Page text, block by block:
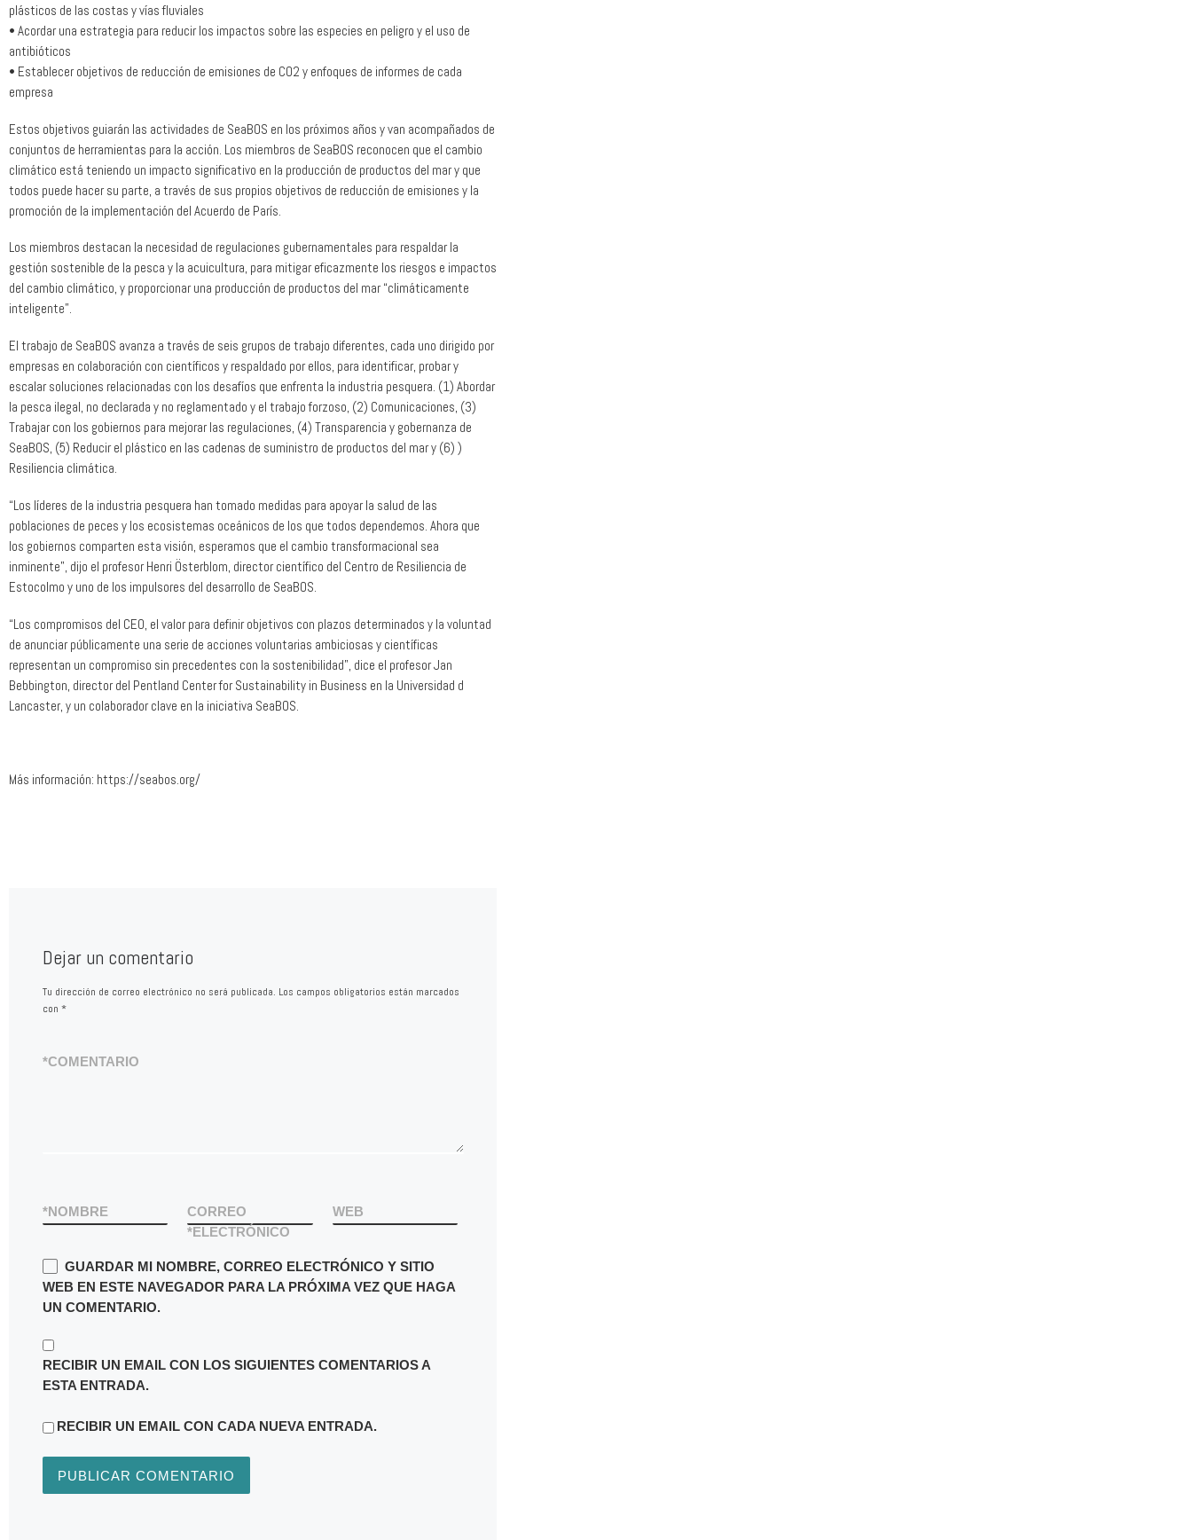
plásticos de las costas y vías fluviales
• Acordar una estrategia para reducir los impactos sobre las especies en peligro y el uso de
antibióticos
• Establecer objetivos de reducción de emisiones de CO2 y enfoques de informes de cada
empresa
Estos objetivos guiarán las actividades de SeaBOS en los próximos años y van acompañados de
conjuntos de herramientas para la acción. Los miembros de SeaBOS reconocen que el cambio
climático está teniendo un impacto significativo en la producción de productos del mar y que
todos puede hacer su parte, a través de sus propios objetivos de reducción de emisiones y la
promoción de la implementación del Acuerdo de París.
Los miembros destacan la necesidad de regulaciones gubernamentales para respaldar la
gestión sostenible de la pesca y la acuicultura, para mitigar eficazmente los riesgos e impactos
del cambio climático, y proporcionar una producción de productos del mar “climáticamente
inteligente”.
El trabajo de SeaBOS avanza a través de seis grupos de trabajo diferentes, cada uno dirigido por
empresas en colaboración con científicos y respaldado por ellos, para identificar, probar y
escalar soluciones relacionadas con los desafíos que enfrenta la industria pesquera. (1) Abordar
la pesca ilegal, no declarada y no reglamentado y el trabajo forzoso, (2) Comunicaciones, (3)
Trabajar con los gobiernos para mejorar las regulaciones, (4) Transparencia y gobernanza de
SeaBOS, (5) Reducir el plástico en las cadenas de suministro de productos del mar y (6) )
Resiliencia climática.
“Los líderes de la industria pesquera han tomado medidas para apoyar la salud de las
poblaciones de peces y los ecosistemas oceánicos de los que todos dependemos. Ahora que
los gobiernos comparten esta visión, esperamos que el cambio transformacional sea
inminente”, dijo el profesor Henri Österblom, director científico del Centro de Resiliencia de
Estocolmo y uno de los impulsores del desarrollo de SeaBOS.
“Los compromisos del CEO, el valor para definir objetivos con plazos determinados y la voluntad
de anunciar públicamente una serie de acciones voluntarias ambiciosas y científicas
representan un compromiso sin precedentes con la sostenibilidad”, dice el profesor Jan
Bebbington, director del Pentland Center for Sustainability in Business en la Universidad d
Lancaster, y un colaborador clave en la iniciativa SeaBOS.
Más información: https://seabos.org/
Dejar un comentario
Tu dirección de correo electrónico no será publicada. Los campos obligatorios están marcados
con *
COMENTARIO
*
NOMBRE
*
CORREO
ELECTRÓNICO
*
WEB
GUARDAR MI NOMBRE, CORREO ELECTRÓNICO Y SITIO
WEB EN ESTE NAVEGADOR PARA LA PRÓXIMA VEZ QUE HAGA
UN COMENTARIO.
RECIBIR UN EMAIL CON LOS SIGUIENTES COMENTARIOS A
ESTA ENTRADA.
RECIBIR UN EMAIL CON CADA NUEVA ENTRADA.